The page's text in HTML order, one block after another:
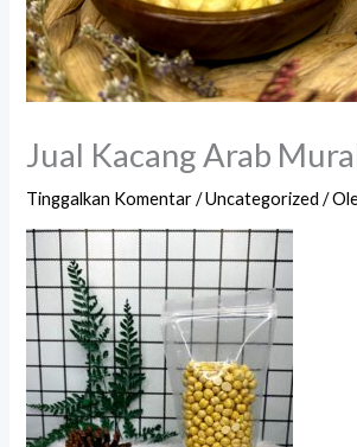
Jual Kacang Arab
Tinggalkan Komentar /Uncategorized /